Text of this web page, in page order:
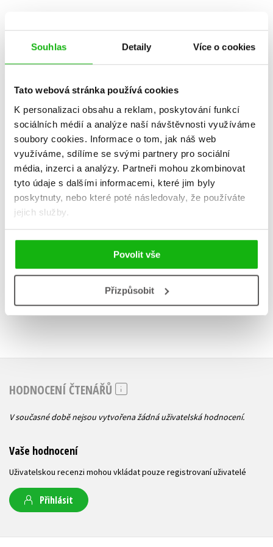
Souhlas Detaily Více o cookies
Tato webová stránka používá cookies
K personalizaci obsahu a reklam, poskytování funkcí
sociálních médií a analýze naší návštěvnosti využíváme
soubory cookies. Informace o tom, jak náš web
využíváme, sdílíme se svými partnery pro sociální
média, inzerci a analýzy. Partneři mohou zkombinovat
tyto údaje s dalšími informacemi, které jim byly
poskytnuty, nebo které poté následovaly, že používáte
jejich služby.
Povolit vše
Přizpůsobit
DALŠÍ TITULY Z ŘADY "DETEKTÍV CORMORAN STRIKE
(SK)"
Vodný hrob
(slovensky)
Robert Galbraith
(pseudonym J. K.
Rowlingovej)
Do košíku
869 Kč
695 Kč
HODNOCENÍ ČTENÁŘŮ
V současné době nejsou vytvořena žádná uživatelská hodnocení.
Vaše hodnocení
Uživatelskou recenzi mohou vkládat pouze registrovaní uživatelé
Přihlásit